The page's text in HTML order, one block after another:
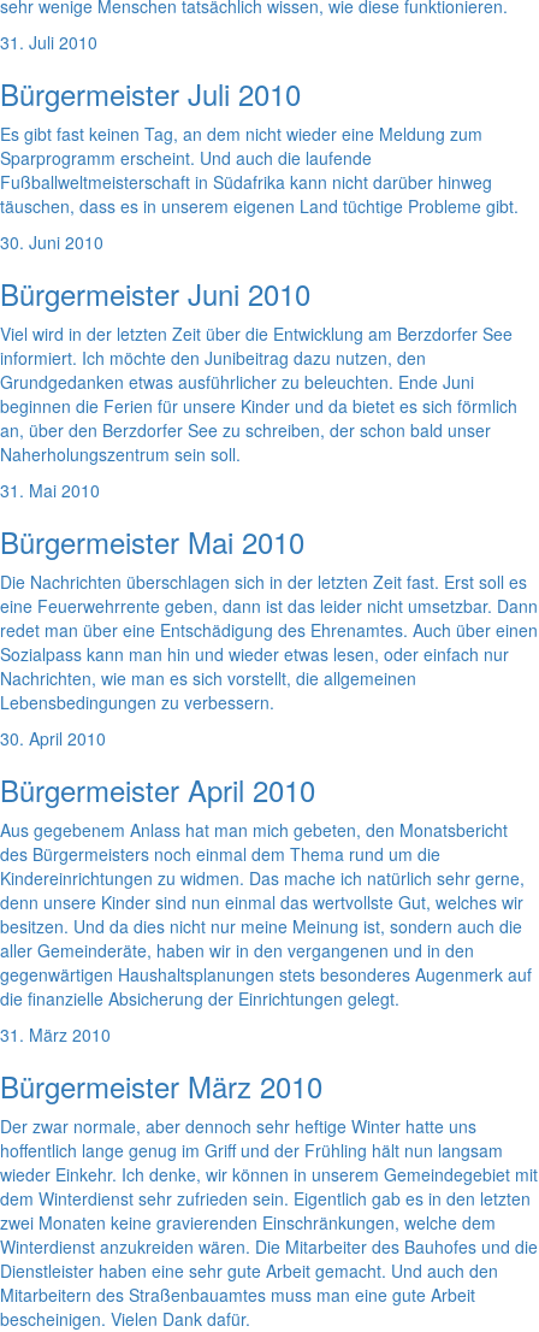
sehr wenige Menschen tatsächlich wissen, wie diese funktionieren.
31. Juli 2010
Bürgermeister Juli 2010
Es gibt fast keinen Tag, an dem nicht wieder eine Meldung zum
Sparprogramm erscheint. Und auch die laufende
Fußballweltmeisterschaft in Südafrika kann nicht darüber hinweg
täuschen, dass es in unserem eigenen Land tüchtige Probleme gibt.
30. Juni 2010
Bürgermeister Juni 2010
Viel wird in der letzten Zeit über die Entwicklung am Berzdorfer See
informiert. Ich möchte den Junibeitrag dazu nutzen, den
Grundgedanken etwas ausführlicher zu beleuchten. Ende Juni
beginnen die Ferien für unsere Kinder und da bietet es sich förmlich
an, über den Berzdorfer See zu schreiben, der schon bald unser
Naherholungszentrum sein soll.
31. Mai 2010
Bürgermeister Mai 2010
Die Nachrichten überschlagen sich in der letzten Zeit fast. Erst soll es
eine Feuerwehrrente geben, dann ist das leider nicht umsetzbar. Dann
redet man über eine Entschädigung des Ehrenamtes. Auch über einen
Sozialpass kann man hin und wieder etwas lesen, oder einfach nur
Nachrichten, wie man es sich vorstellt, die allgemeinen
Lebensbedingungen zu verbessern.
30. April 2010
Bürgermeister April 2010
Aus gegebenem Anlass hat man mich gebeten, den Monatsbericht
des Bürgermeisters noch einmal dem Thema rund um die
Kindereinrichtungen zu widmen. Das mache ich natürlich sehr gerne,
denn unsere Kinder sind nun einmal das wertvollste Gut, welches wir
besitzen. Und da dies nicht nur meine Meinung ist, sondern auch die
aller Gemeinderäte, haben wir in den vergangenen und in den
gegenwärtigen Haushaltsplanungen stets besonderes Augenmerk auf
die finanzielle Absicherung der Einrichtungen gelegt.
31. März 2010
Bürgermeister März 2010
Der zwar normale, aber dennoch sehr heftige Winter hatte uns
hoffentlich lange genug im Griff und der Frühling hält nun langsam
wieder Einkehr. Ich denke, wir können in unserem Gemeindegebiet mit
dem Winterdienst sehr zufrieden sein. Eigentlich gab es in den letzten
zwei Monaten keine gravierenden Einschränkungen, welche dem
Winterdienst anzukreiden wären. Die Mitarbeiter des Bauhofes und die
Dienstleister haben eine sehr gute Arbeit gemacht. Und auch den
Mitarbeitern des Straßenbauamtes muss man eine gute Arbeit
bescheinigen. Vielen Dank dafür.